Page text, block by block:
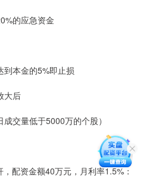
的应急资金
到本金的5%即止损
大后
交量低于5000万的个股）
配资金额40万元，月利率1.5%：